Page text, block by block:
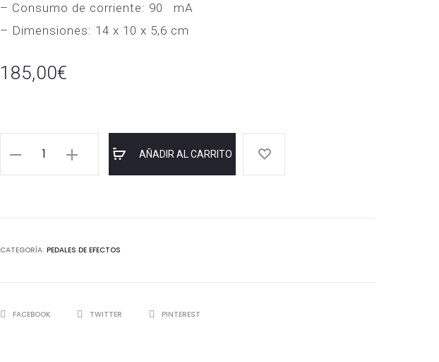
– Consumo de corriente: 90 mA
– Dimensiones: 14 x 10 x 5,6 cm
185,00€
DREADBOX
AÑADIR AL CARRITO
CATEGORÍA: PEDALES DE EFECTOS
SHAREFACEBOOK TWITTER PINTEREST